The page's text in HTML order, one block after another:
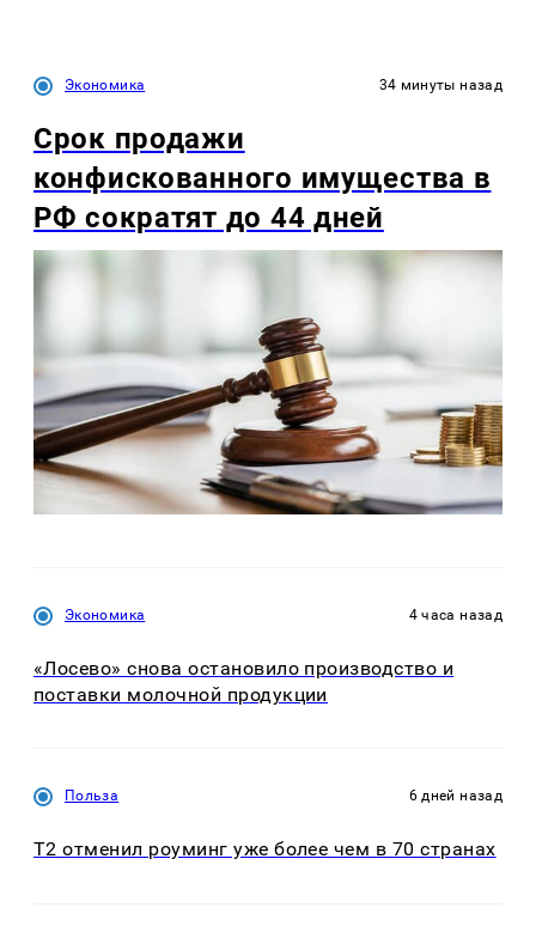
Экономика 34 минуты назад
Срок продажи
конфискованного имущества в
РФ сократят до 44 дней
Экономика 4 часа назад
«Лосево» снова остановило производство и
поставки молочной продукции
Польза 6 дней назад
Т2 отменил роуминг уже более чем в 70 странах